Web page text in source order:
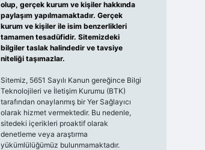
olup, gerçek kurum ve kişiler hakkında
paylaşım yapılmamaktadır. Gerçek
kurum ve kişiler ile isim benzerlikleri
tamamen tesadüfidir. Sitemizdeki
bilgiler taslak halindedir ve tavsiye
niteliği taşımazlar.
Sitemiz, 5651 Sayılı Kanun gereğince Bilgi
Teknolojileri ve İletişim Kurumu (BTK)
tarafından onaylanmış bir Yer Sağlayıcı
olarak hizmet vermektedir. Bu nedenle,
sitedeki içerikleri proaktif olarak
denetleme veya araştırma
yükümlülüğümüz bulunmamaktadır.